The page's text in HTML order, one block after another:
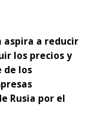
aspira a reducir
los precios y
de los
Rusia por el